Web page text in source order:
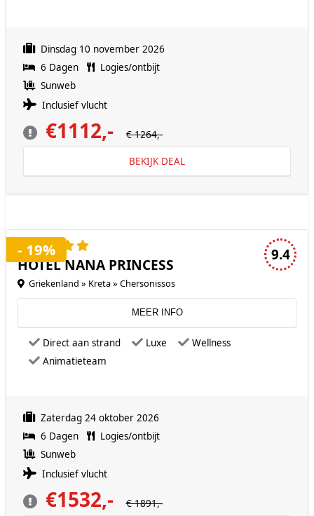
Dinsdag 10 november 2026
6 Dagen
Logies/ontbijt
Sunweb
Inclusief vlucht
€1112,- € 1264,-
BEKIJK DEAL
9.4
HOTEL NANA PRINCESS
Griekenland » Kreta » Chersonissos
MEER INFO
Direct aan strand Luxe
Wellness
Animatieteam
Zaterdag 24 oktober 2026
6 Dagen
Logies/ontbijt
Sunweb
Inclusief vlucht
€1532,- € 1891,-
- 19%